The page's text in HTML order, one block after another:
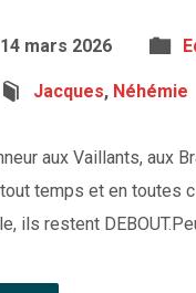
14 mars 2026
Jacques, Néhémie
aux Vaillants, aux
temps et en toutes
ils restent